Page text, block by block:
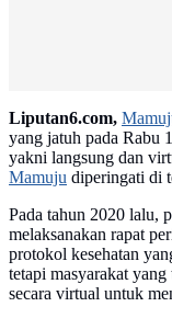
Liputan6.com,
yang jatuh pada Rabu
yakni langsung dan
Mamuju diperingati di
Pada tahun 2020 lalu,
melaksanakan rapat
protokol kesehatan
tetapi masyarakat
secara virtual untuk